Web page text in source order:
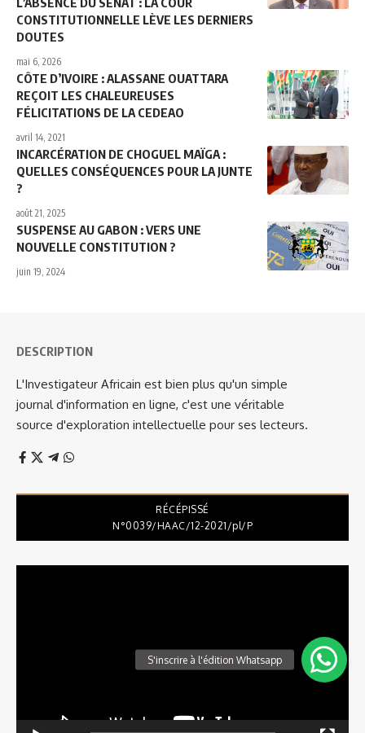
CONSTITUTIONNELLE LÈVE LES DERNIERS
DOUTES
mai 6, 2026
CÔTE D’IVOIRE : ALASSANE OUATTARA
REÇOIT LES CHALEUREUSES
FÉLICITATIONS DE LA CEDEAO
avril 14, 2021
INCARCÉRATION DE CHOGUEL MAÏGA :
QUELLES CONSÉQUENCES POUR LA JUNTE
?
août 21, 2025
SUSPENSE AU GABON : VERS UNE
NOUVELLE CONSTITUTION ?
juin 19, 2024
DESCRIPTION
L'Investigateur Africain est bien plus qu'un simple
journal d'information en ligne, c'est une véritable
source d'exploration intellectuelle pour ses lecteurs.
RÉCÉPISSÉ
N°0039/HAAC/12-2021/pl/P